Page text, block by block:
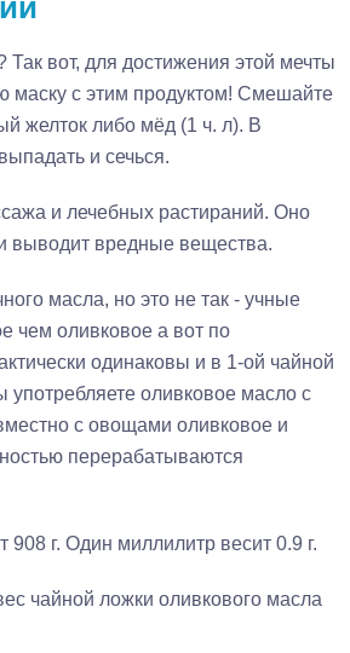
вот, для достижения этой мечты
маску с этим продуктом! Смешайте
желток либо мёд (1 ч. л). В
и сечься.
и лечебных растираний. Оно
выводит вредные вещества.
масла, но это не так - учные
чем оливковое а вот по
одинаковы и в 1-ой чайной
оливковое масло с
с овощами оливковое и
перерабатываются
г. Один миллилитр весит 0.9 г.
чайной ложки оливкового масла